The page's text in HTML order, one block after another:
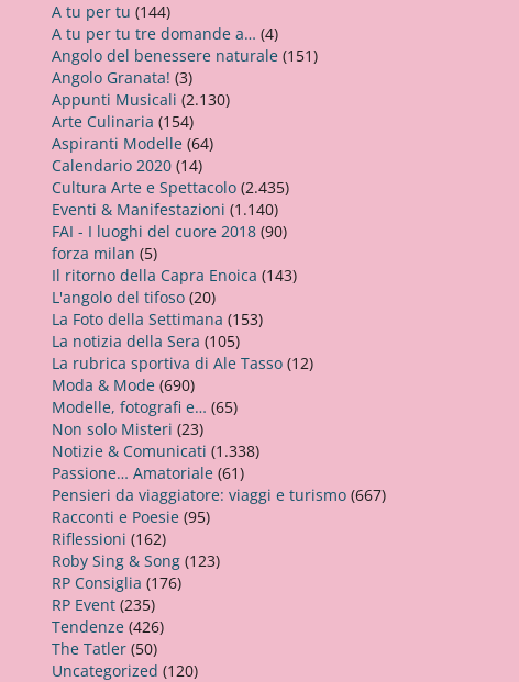
A tu per tu (144)
A tu per tu tre domande a… (4)
Angolo del benessere naturale (151)
Angolo Granata! (3)
Appunti Musicali (2.130)
Arte Culinaria (154)
Aspiranti Modelle (64)
Calendario 2020 (14)
Cultura Arte e Spettacolo (2.435)
Eventi & Manifestazioni (1.140)
FAI - I luoghi del cuore 2018 (90)
forza milan (5)
Il ritorno della Capra Enoica (143)
L'angolo del tifoso (20)
La Foto della Settimana (153)
La notizia della Sera (105)
La rubrica sportiva di Ale Tasso (12)
Moda & Mode (690)
Modelle, fotografi e… (65)
Non solo Misteri (23)
Notizie & Comunicati (1.338)
Passione… Amatoriale (61)
Pensieri da viaggiatore: viaggi e turismo (667)
Racconti e Poesie (95)
Riflessioni (162)
Roby Sing & Song (123)
RP Consiglia (176)
RP Event (235)
Tendenze (426)
The Tatler (50)
Uncategorized (120)